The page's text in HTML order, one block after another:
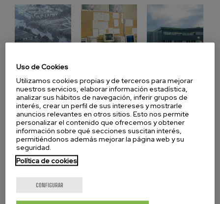
Descargar nuestro catálogo
Uso de Cookies
Utilizamos cookies propias y de terceros para mejorar
nuestros servicios, elaborar información estadística,
analizar sus hábitos de navegación, inferir grupos de
interés, crear un perfil de sus intereses y mostrarle
anuncios relevantes en otros sitios. Esto nos permite
personalizar el contenido que ofrecemos y obtener
información sobre qué secciones suscitan interés,
permitiéndonos además mejorar la página web y su
seguridad.
Política de cookies
CONFIGURAR